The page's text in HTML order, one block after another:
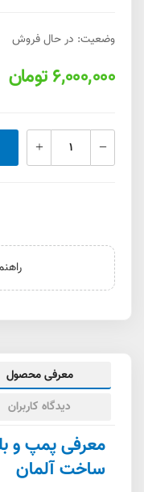
وضعیت: در حال فروش
6,000,000 تومان
معرفی محصول
دیدگاه کاربران
ساخت آلمان